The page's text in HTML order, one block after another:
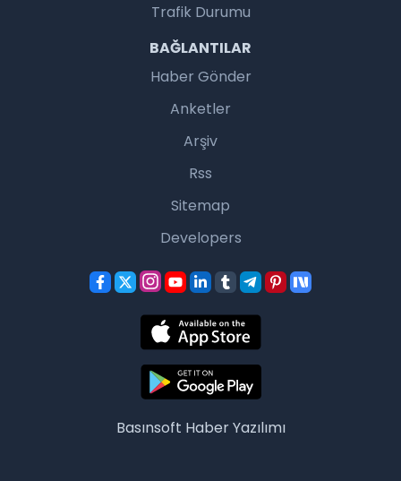
Trafik Durumu
BAĞLANTILAR
Haber Gönder
Anketler
Arşiv
Rss
Sitemap
Developers
Basınsoft Haber Yazılımı